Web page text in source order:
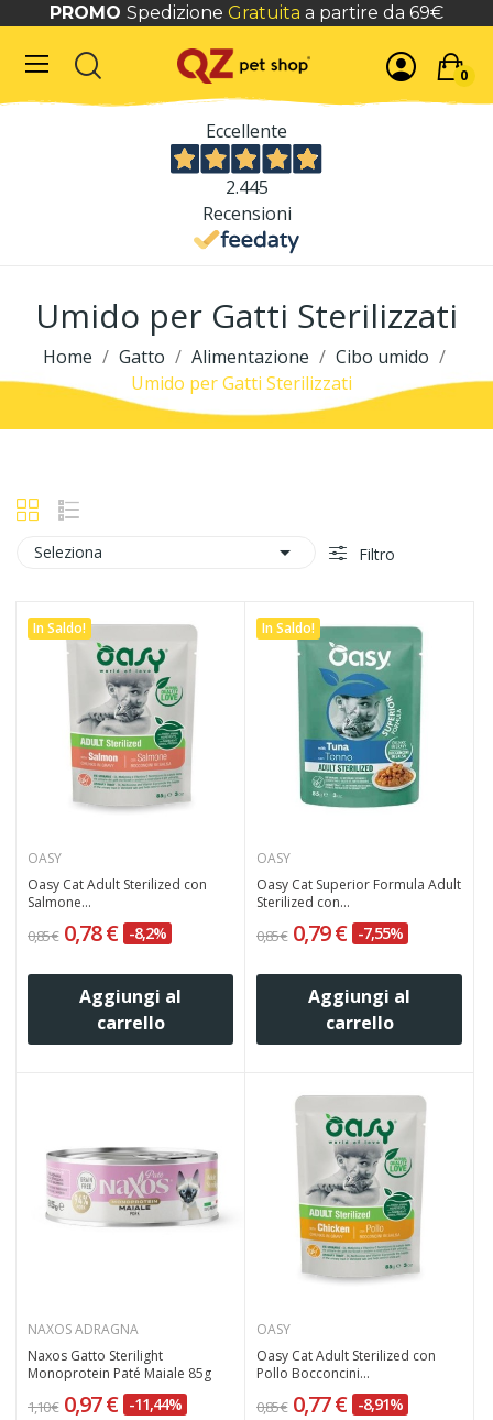
PROMO Spedizione Gratuita a partire da 69€
0
Eccellente
2.445
Recensioni
Umido per Gatti Sterilizzati
Home Gatto Alimentazione
Cibo umido
Umido per Gatti Sterilizzati
Seleziona  Filtro
In Saldo!
OASY
Oasy Cat Adult Sterilized con
Salmone...
0,85 € 0,78 € -8,2%
Aggiungi al
carrello
In Saldo!
OASY
Oasy Cat Superior Formula Adult
Sterilized con...
0,85 € 0,79 € -7,55%
Aggiungi al
carrello
NAXOS ADRAGNA
Naxos Gatto Sterilight
Monoprotein Paté Maiale 85g
1,10 € 0,97 € -11,44%
OASY
Oasy Cat Adult Sterilized con
Pollo Bocconcini...
0,85 € 0,77 € -8,91%